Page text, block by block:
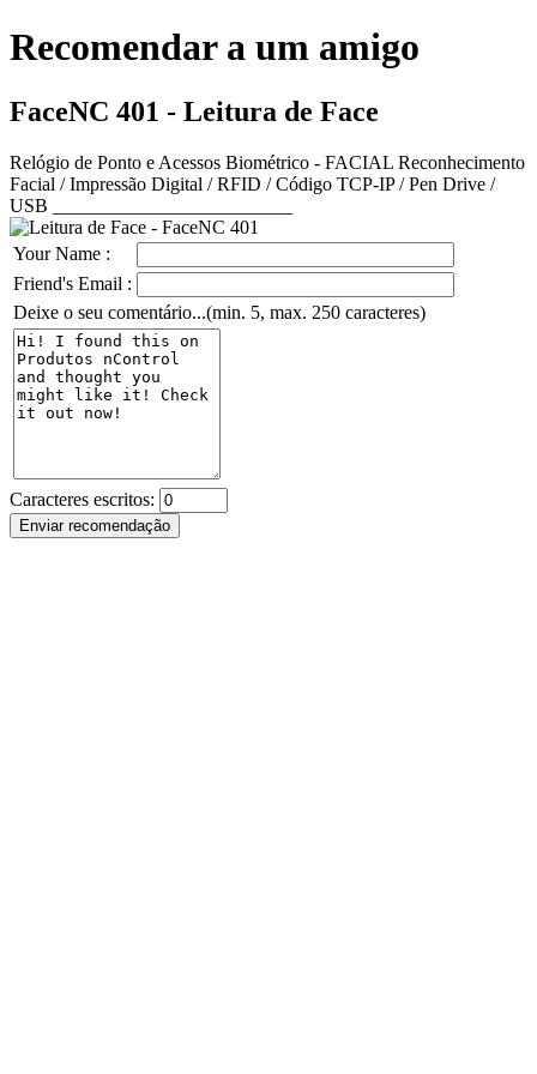
Recomendar a um amigo
FaceNC 401 - Leitura de Face
Relógio de Ponto e Acessos Biométrico - FACIAL Reconhecimento
Facial / Impressão Digital / RFID / Código TCP-IP / Pen Drive /
USB _________________________
Your Name :
Friend's Email :
Deixe o seu comentário...(min. 5, max. 250 caracteres)
Caracteres escritos: